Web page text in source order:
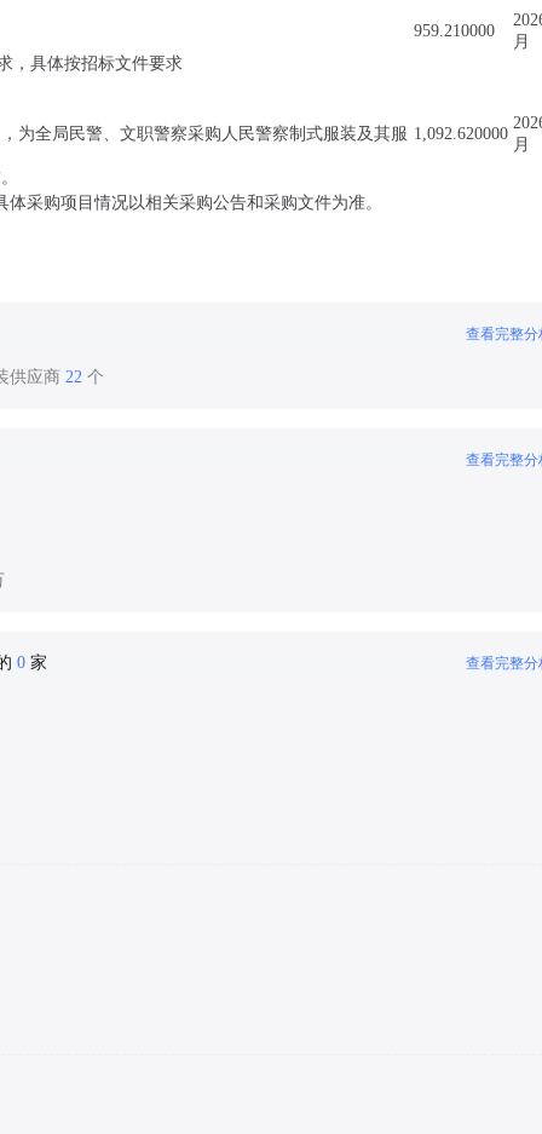
，具体按招标文件要求
959.210000
月
为全局民警、文职警察采购人民警察制式服装及其服 1,092.620000
月
采购项目情况以相关采购公告和采购文件为准。
查看完整分
供应商 22 个
查看完整分
0 家 查看完整分